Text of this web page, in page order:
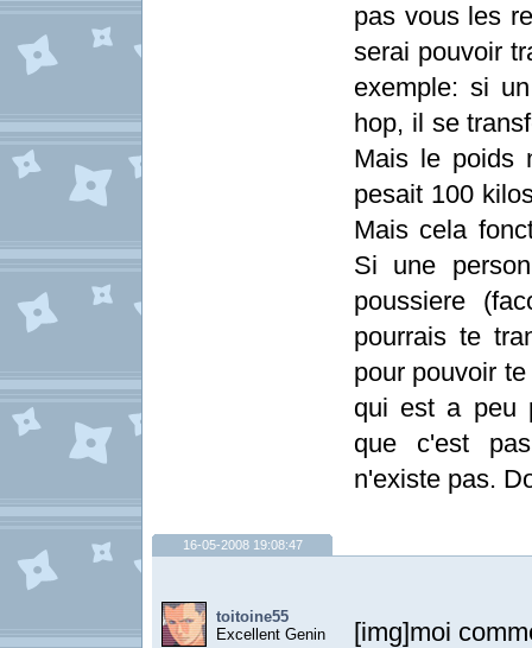
pas vous les
serai pouvoir
exemple: si
hop, il se
Mais le poids
pesait 100
Mais cela
Si une
poussiere
pourrais te
pour pouvoir
qui est a peu
que c'est
n'existe pas.
16-05-2008 19:08:47
toitoine55
Excellent Genin
[img]moi